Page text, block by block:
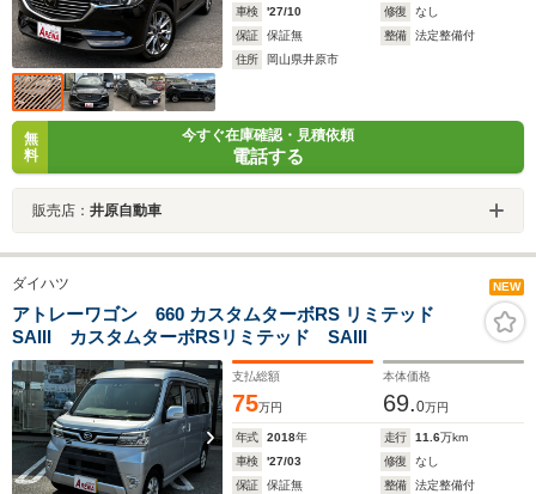
車検
'27/10 修復
なし
保証
保証無 整備
法定整備付
住所
岡山県井原市
無
料
今すぐ在庫確認・見積依頼
電話する
販売店： 井原自動車
ダイハツ NEW
アトレーワゴン 660 カスタムターボRS リミテッド
SAIII カスタムターボRSリミテッド SAIII
支払総額
75万円
本体価格
69.0万円
年式 2018年 走行 11.6万km
車検
'27/03 修復
なし
保証
保証無 整備
法定整備付